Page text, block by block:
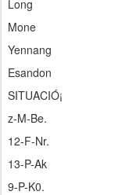
Long
Mone
Yennang
Esandon
SITUACIÓ¡
z-M-Be.
12-F-Nr.
13-P-Ak
9-P-K0.